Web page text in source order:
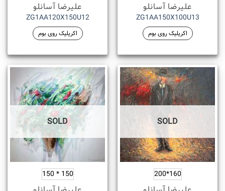
علیرضا آسانلو
ZG1AA150X100U13
اکریلیک روی بوم
علیرضا آسانلو
ZG1AA120X150U12
اکریلیک روی بوم
SOLD
160*200
SOLD
150 * 150